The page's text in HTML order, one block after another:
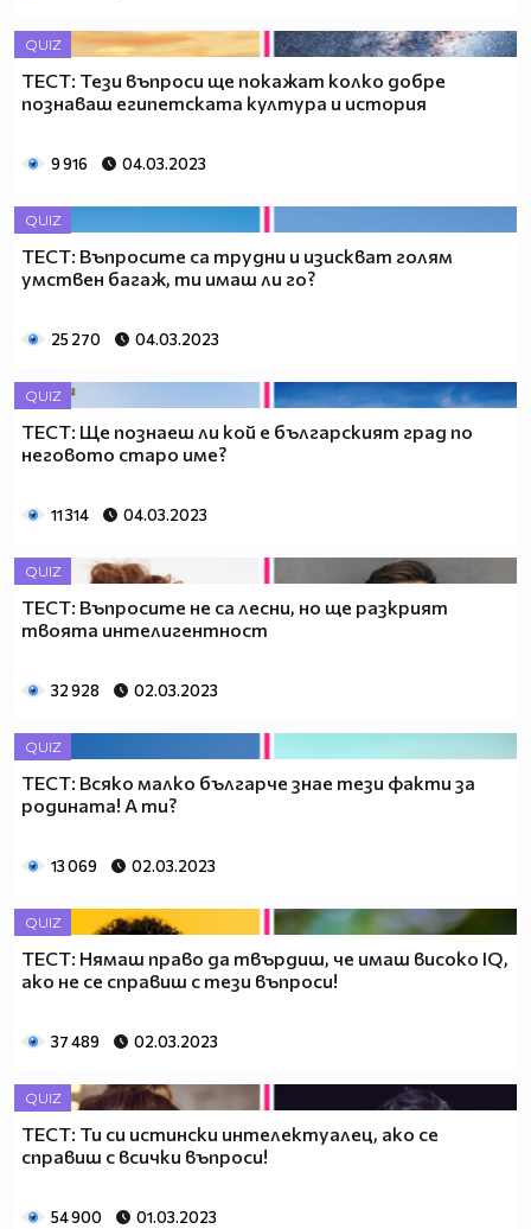
QUIZ
ТЕСТ: Тези въпроси ще покажат колко добре
познаваш египетската култура и история
9 916 04.03.2023
QUIZ
ТЕСТ: Въпросите са трудни и изискват голям
умствен багаж, ти имаш ли го?
25 270 04.03.2023
QUIZ
ТЕСТ: Ще познаеш ли кой е българският град по
неговото старо име?
11 314 04.03.2023
QUIZ
ТЕСТ: Въпросите не са лесни, но ще разкрият
твоята интелигентност
32 928 02.03.2023
QUIZ
ТЕСТ: Всяко малко българче знае тези факти за
родината! А ти?
13 069 02.03.2023
QUIZ
ТЕСТ: Нямаш право да твърдиш, че имаш високо IQ,
ако не се справиш с тези въпроси!
37 489 02.03.2023
QUIZ
ТЕСТ: Ти си истински интелектуалец, ако се
справиш с всички въпроси!
54 900 01.03.2023